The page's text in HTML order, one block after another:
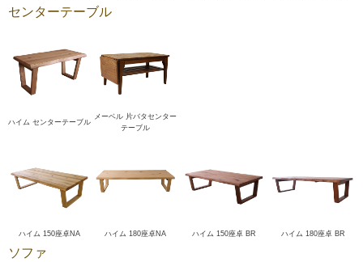
センターテーブル
ハイム センターテーブル
メーベル 片バタセンター
テーブル
ハイム 150座卓NA ハイム 180座卓NA ハイム 150座卓 BR ハイム 180座卓 BR
ソファ